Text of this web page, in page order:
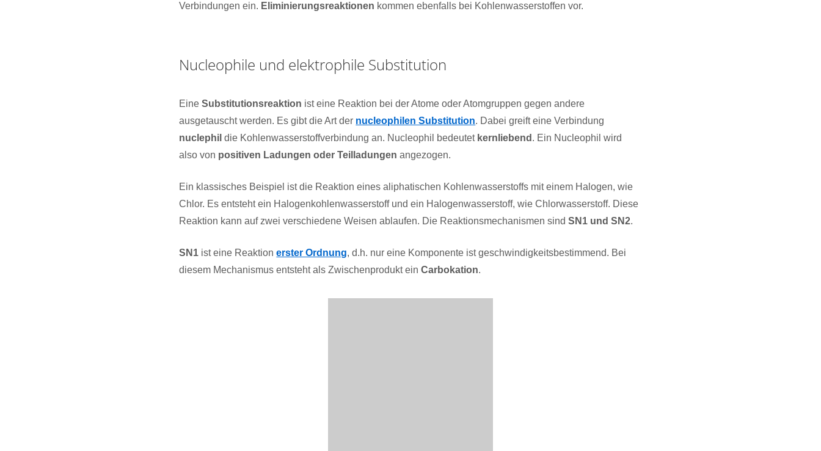
Verbindungen ein. Eliminierungsreaktionen kommen ebenfalls bei Kohlenwasserstoffen vor.
Nucleophile und elektrophile Substitution
EineSubstitutionsreaktion ist eine Reaktion bei der Atome oder Atomgruppen gegen andere
ausgetauscht werden. Es gibt die Art der nucleophilen Substitution. Dabei greift eine Verbindung
nuclephil die Kohlenwasserstoffverbindung an. Nucleophil bedeutet kernliebend . Ein Nucleophil wird
also von positiven Ladungen oder Teilladungen angezogen.
Ein klassisches Beispiel ist die Reaktion eines aliphatischen Kohlenwasserstoffs mit einem Halogen, wie
Chlor. Es entsteht ein Halogenkohlenwasserstoff und ein Halogenwasserstoff, wie Chlorwasserstoff. Diese
Reaktion kann auf zwei verschiedene Weisen ablaufen. Die Reaktionsmechanismen sindSN1 und SN2.
SN1 ist eine Reaktionerster Ordnung, d.h. nur eine Komponente ist geschwindigkeitsbestimmend. Bei
diesem Mechanismus entsteht als Zwischenprodukt einCarbokation.